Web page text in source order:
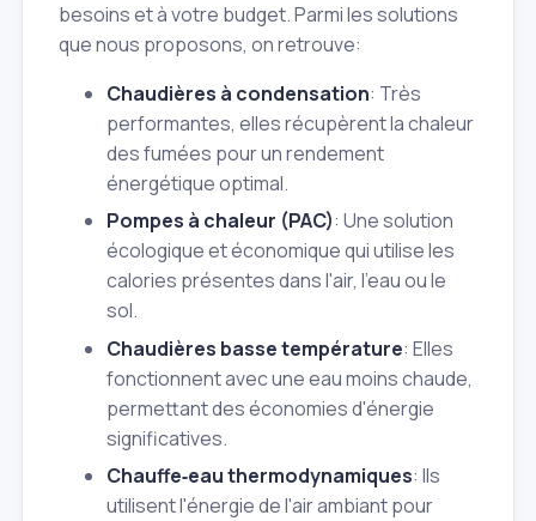
besoins et à votre budget. Parmi les solutions
que nous proposons, on retrouve:
Chaudières à condensation: Très
performantes, elles récupèrent la chaleur
des fumées pour un rendement
énergétique optimal.
Pompes à chaleur (PAC): Une solution
écologique et économique qui utilise les
calories présentes dans l'air, l'eau ou le
sol.
Chaudières basse température: Elles
fonctionnent avec une eau moins chaude,
permettant des économies d'énergie
significatives.
Chauffe‑eau thermodynamiques: Ils
utilisent l'énergie de l'air ambiant pour